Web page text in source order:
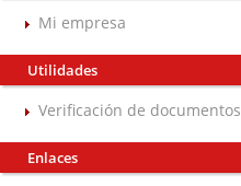
Mi empresa
Utilidades
Verificación de documentos
Enlaces